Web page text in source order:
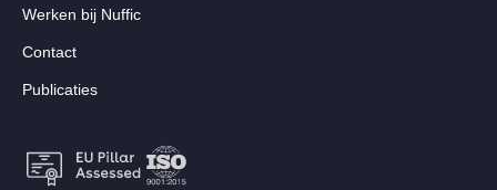
Werken bij Nuffic
Contact
Publicaties